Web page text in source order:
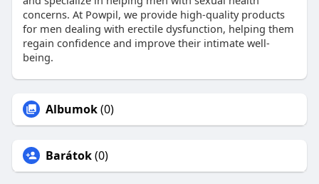
concerns. At Powpil, we provide high-quality products
for men dealing with erectile dysfunction, helping them
regain confidence and improve their intimate well-
being.
Albumok(0)
Barátok(0)